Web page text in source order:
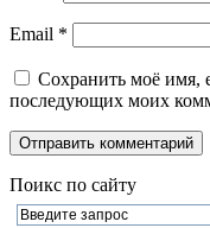
Email *
Сохранить моё имя,
последующих моих
Поикс по сайту